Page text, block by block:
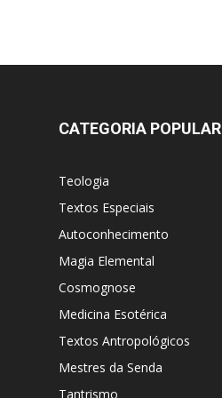
CATEGORIA POPULAR
Teologia
Textos Especiais
Autoconhecimento
Magia Elemental
Cosmognose
Medicina Esotérica
Textos Antropológicos
Mestres da Senda
Tantrismo